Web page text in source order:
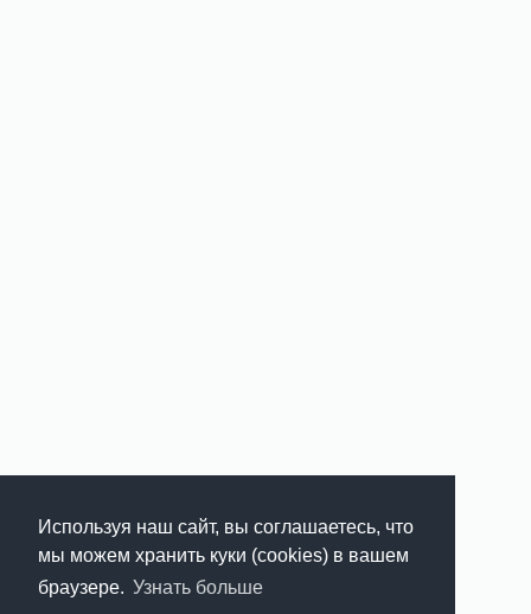
Используя наш сайт, вы соглашаетесь, что
мы можем хранить куки (cookies) в вашем
браузере. Узнать больше